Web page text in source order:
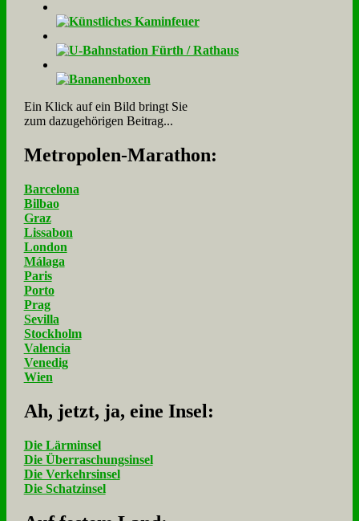
Ein Klick auf ein Bild bringt Sie
zum dazugehörigen Beitrag...
Me­tro­po­len-Ma­ra­thon:
Barcelona
Bilbao
Graz
Lissabon
London
Málaga
Paris
Porto
Prag
Sevilla
Stockholm
Valencia
Venedig
Wien
Ah, jetzt, ja, ei­ne In­sel:
Die Lärminsel
Die Überraschungsinsel
Die Verkehrsinsel
Die Schatzinsel